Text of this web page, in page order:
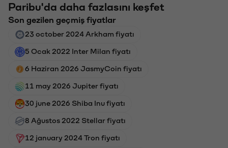
Paribu'da daha fazlasını keşfet
Son gezilen geçmiş fiyatlar
23 october 2024 Arkham fiyatı
5 Ocak 2022 Inter Milan fiyatı
6 Haziran 2026 JasmyCoin fiyatı
11 may 2026 Jupiter fiyatı
30 june 2026 Shiba Inu fiyatı
8 Ağustos 2022 Stellar fiyatı
12 january 2024 Tron fiyatı